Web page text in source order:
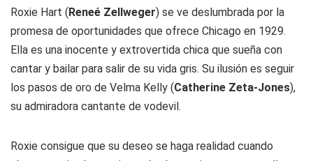
Roxie Hart (Reneé Zellweger) se ve deslumbrada por la
promesa de oportunidades que ofrece Chicago en 1929.
Ella es una inocente y extrovertida chica que sueña con
cantar y bailar para salir de su vida gris. Su ilusión es seguir
los pasos de oro de Velma Kelly (Catherine Zeta-Jones),
su admiradora cantante de vodevil.
Roxie consigue que su deseo se haga realidad cuando